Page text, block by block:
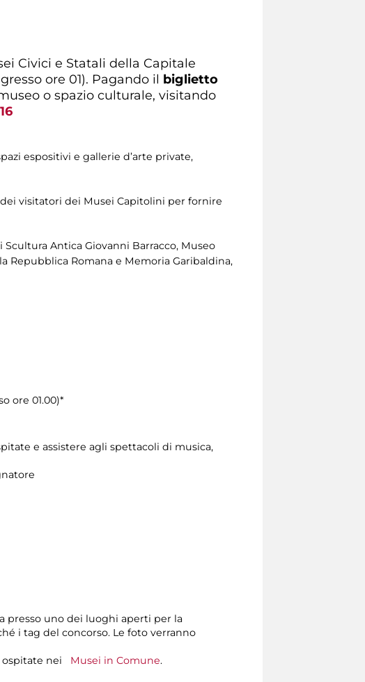
Civici e Statali della Capitale
ore 01). Pagando il biglietto
o spazio culturale, visitando
espositivi e gallerie d’arte private,
visitatori dei Musei Capitolini per fornire
Scultura Antica Giovanni Barracco, Museo
Repubblica Romana e Memoria Garibaldina,
ore 01.00)*
e assistere agli spettacoli di musica,
presso uno dei luoghi aperti per la
i tag del concorso. Le foto verranno
ospitate nei Musei in Comune.